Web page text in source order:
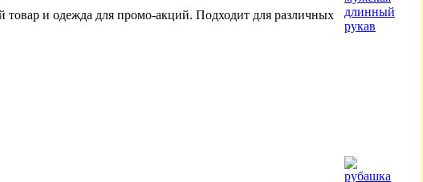
и одежда для промо-акций. Подходит для различных